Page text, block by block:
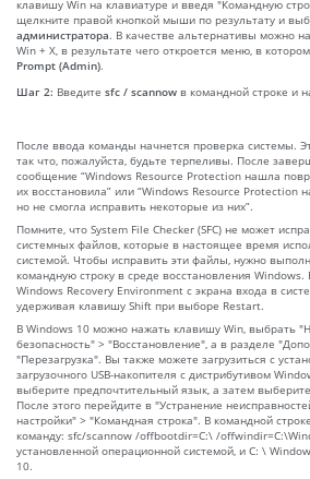
клавишу Win на клавиатуре и введя "Командную
щелкните правой кнопкой мыши по результату и
администратора. В качестве альтернативы можно
Win + X, в результате чего откроется меню, в
Prompt (Admin).
Шаг 2: Введите sfc / scannow в командной строке и
После ввода команды начнется проверка системы.
так что, пожалуйста, будьте терпеливы. После
сообщение “Windows Resource Protection нашла
их восстановила” или “Windows Resource
но не смогла исправить некоторые из них”.
Помните, что System File Checker (SFC) не может
системных файлов, которые в настоящее время
системой. Чтобы исправить эти файлы, нужно
командную строку в среде восстановления
Windows Recovery Environment с экрана входа в
удерживая клавишу Shift при выборе Restart.
В Windows 10 можно нажать клавишу Win, выбрать
безопасность" > "Восстановление", а в разделе
"Перезагрузка". Вы также можете загрузиться с
загрузочного USB-накопителя с дистрибутивом
выберите предпочтительный язык, а затем
После этого перейдите в "Устранение
настройки" > "Командная строка". В командной
команду: sfc/scannow /offbootdir=C:\ /
установленной операционной системой, и C: \
10.